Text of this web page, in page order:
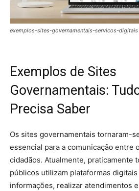
exemplos-sites-governamentais-servicos-digitais
Exemplos de Sites
Governamentais:
Precisa Saber
Os sites governamentais tornaram-
essencial para a comunicação entre
cidadãos. Atualmente, praticamente
públicos utilizam plataformas
informações, realizar atendimentos